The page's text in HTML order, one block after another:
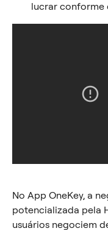
lucrar conforme
No App OneKey, a
potencializada pela
usuários negociem